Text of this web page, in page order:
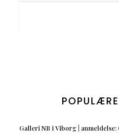
Galleri NB i Viborg | anmeldelse: